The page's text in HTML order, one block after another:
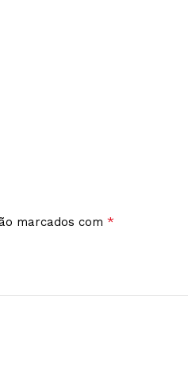
marcados com *